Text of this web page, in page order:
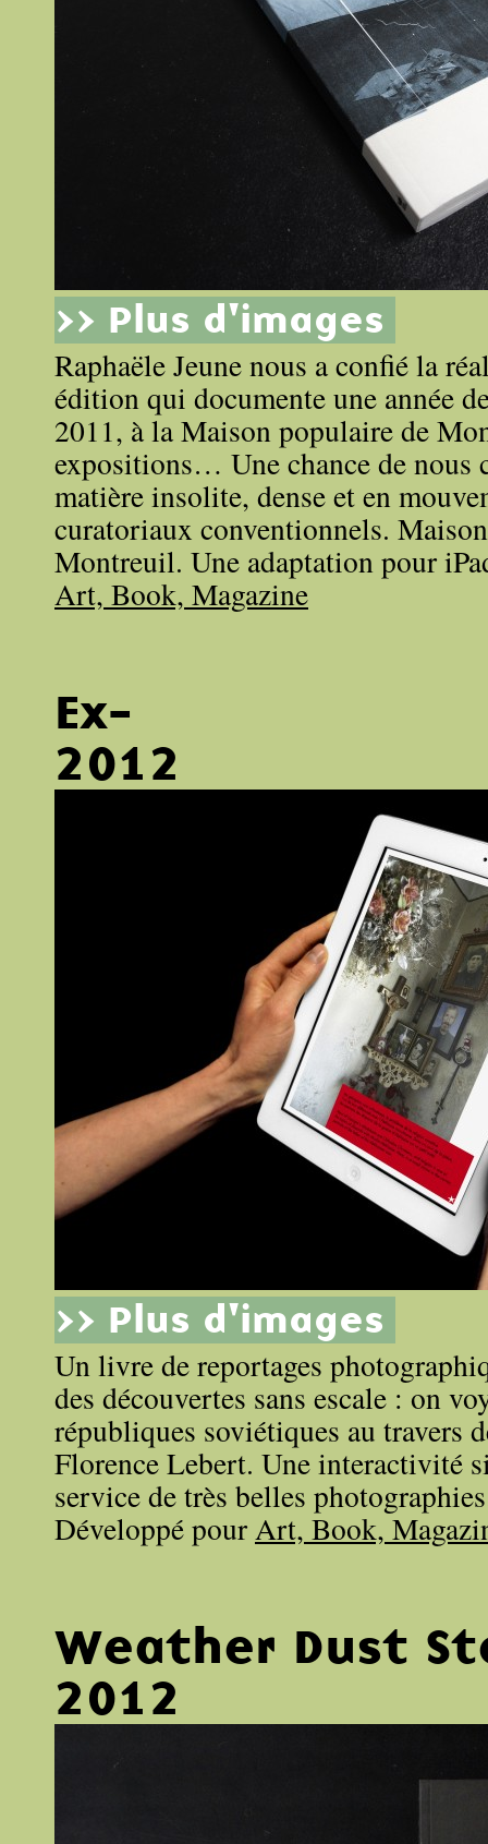
>> Plus d'images
Raphaële Jeune nous a confié la
édition qui documente une année
2011, à la Maison populaire de
expositions… Une chance de nous
matière insolite, dense et en
curatoriaux conventionnels.
Montreuil. Une adaptation pour
Art, Book, Magazine
Ex-
2012
>> Plus d'images
Un livre de reportages
des découvertes sans escale : on
républiques soviétiques au travers
Florence Lebert. Une interactivité
service de très belles
Développé pourArt, Book,
Weather Dust
2012